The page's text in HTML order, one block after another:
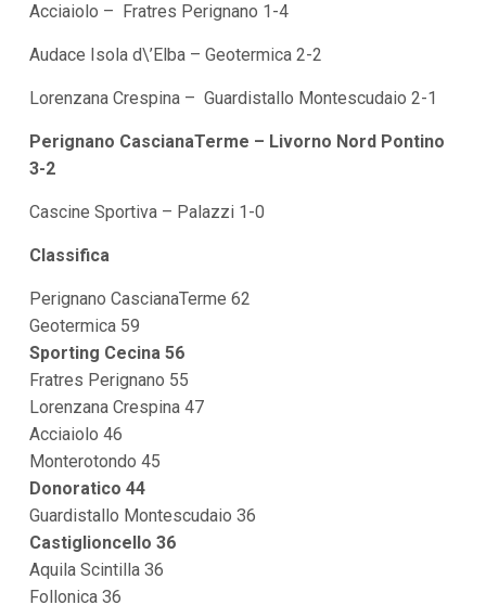
Acciaiolo – Fratres Perignano 1-4
Audace Isola d\’Elba – Geotermica 2-2
Lorenzana Crespina – Guardistallo Montescudaio 2-1
Perignano CascianaTerme – Livorno Nord Pontino
3-2
Cascine Sportiva – Palazzi 1-0
Classifica
Perignano CascianaTerme 62
Geotermica 59
Sporting Cecina 56
Fratres Perignano 55
Lorenzana Crespina 47
Acciaiolo 46
Monterotondo 45
Donoratico 44
Guardistallo Montescudaio 36
Castiglioncello 36
Aquila Scintilla 36
Follonica 36